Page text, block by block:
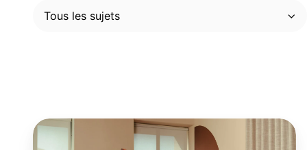
Tous les sujets
Commerce
de